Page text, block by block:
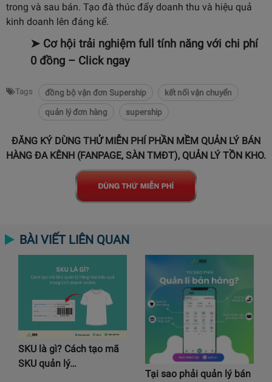
trong và sau bán. Tạo đà thúc đẩy doanh thu và hiệu quả
kinh doanh lên đáng kể.
➤ Cơ hội trải nghiệm full tính năng với chi phí
0 đồng – Click ngay
Tags đồng bộ vận đơn Supership
kết nối vận chuyển
quản lý đơn hàng
supership
ĐĂNG KÝ DÙNG THỬ MIỄN PHÍ PHẦN MỀM QUẢN LÝ BÁN
HÀNG ĐA KÊNH (FANPAGE, SÀN TMĐT), QUẢN LÝ TỒN KHO.
BÀI VIẾT LIÊN QUAN
SKU là gì? Cách tạo mã
SKU quản lý…
Tại sao phải quản lý bán